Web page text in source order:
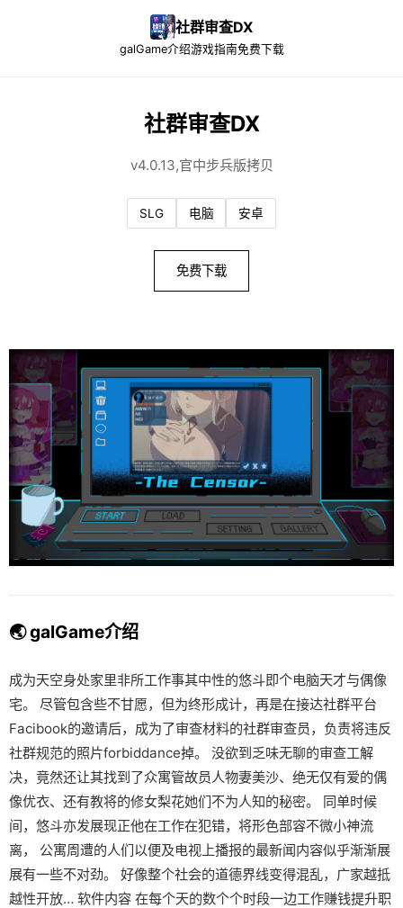
社群审查DX
galGame介绍游戏指南免费下载
社群审查DX
v4.0.13,官中步兵版拷贝
SLG 电脑 安卓
免费下载
🌏 galGame介绍
成为天空身处家里非所工作事其中性的悠斗即个电脑天才与偶像
宅。 尽管包含些不甘愿，但为终形成计，再是在接达社群平台
Facibook的邀请后，成为了审查材料的社群审查员，负责将违反
社群规范的照片forbiddance掉。 没欲到乏味无聊的审查工解
决，竟然还让其找到了众寓管故员人物妻美沙、绝无仅有爱的偶
像优衣、还有教将的修女梨花她们不为人知的秘密。 同单时候
间，悠斗亦发展现正他在工作在犯错，将形色部容不微小神流
离， 公寓周遭的人们以便及电视上播报的最新闻内容似乎渐渐展
展有一些不对劲。 好像整个社会的道德界线变得混乱，广家越抵
越性开放… 软件内容 在每个天的数个个时段一边工作赚钱提升职